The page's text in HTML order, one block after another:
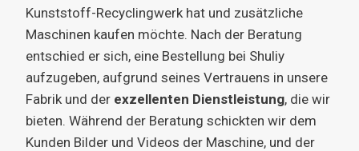
Kunststoff-Recyclingwerk hat und zusätzliche
Maschinen kaufen möchte. Nach der Beratung
entschied er sich, eine Bestellung bei Shuliy
aufzugeben, aufgrund seines Vertrauens in unsere
Fabrik und der exzellenten Dienstleistung, die wir
bieten. Während der Beratung schickten wir dem
Kunden Bilder und Videos der Maschine, und der